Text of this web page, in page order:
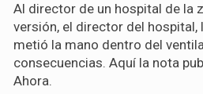
Al director de un hospital de la
versión, el director del hospital,
metió la mano dentro del
consecuencias. Aquí la nota
Ahora.